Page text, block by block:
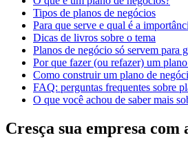
Tipos de planos de negócios
Para que serve e qual é a
Dicas de livros sobre o tema
Planos de negócio só servem para
Por que fazer (ou refazer) um
Como construir um plano de
FAQ: perguntas frequentes sobre
O que você achou de saber mais
Cresça sua empresa com